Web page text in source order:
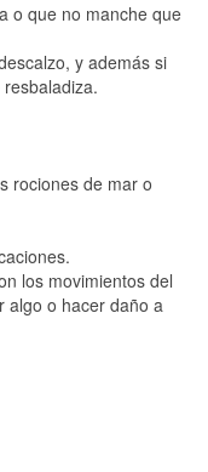
o que no manche que
y además si
rociones de mar o
los movimientos del
algo o hacer daño a